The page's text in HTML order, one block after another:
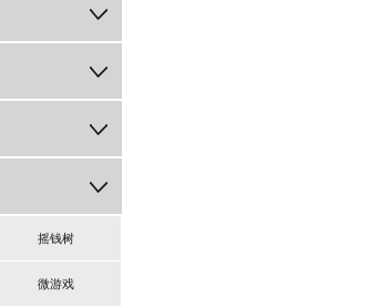
摇钱树
微游戏